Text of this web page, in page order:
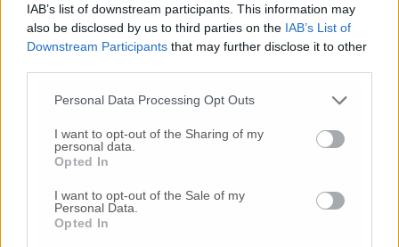
IAB’s list of downstream participants. This information may
also be disclosed by us to third parties on the IAB’s List of
Downstream Participants that may further disclose it to other
Personal Data Processing Opt Outs
I want to opt-out of the Sharing of my
personal data.
Opted In
I want to opt-out of the Sale of my
Personal Data.
Opted In
Vai alla home
Nessun commento presente